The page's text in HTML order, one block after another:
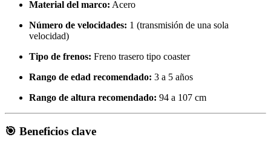
Material del marco: Acero
Número de velocidades: 1 (transmisión de una sola
velocidad)
Tipo de frenos: Freno trasero tipo coaster
Rango de edad recomendado: 3 a 5 años
Rango de altura recomendado: 94 a 107 cm
🎯 Beneficios clave